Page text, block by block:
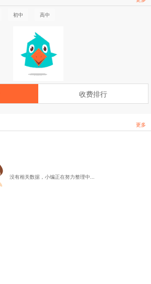
初中 高中
收费排行
更多
没有相关数据，小编正在努力整理中...